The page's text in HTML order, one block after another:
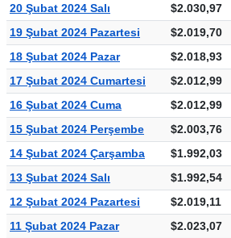
20 Şubat 2024 Salı
$2.030,97
19 Şubat 2024 Pazartesi
$2.019,70
18 Şubat 2024 Pazar
$2.018,93
17 Şubat 2024 Cumartesi
$2.012,99
16 Şubat 2024 Cuma
$2.012,99
15 Şubat 2024 Perşembe
$2.003,76
14 Şubat 2024 Çarşamba
$1.992,03
13 Şubat 2024 Salı
$1.992,54
12 Şubat 2024 Pazartesi
$2.019,11
11 Şubat 2024 Pazar
$2.023,07